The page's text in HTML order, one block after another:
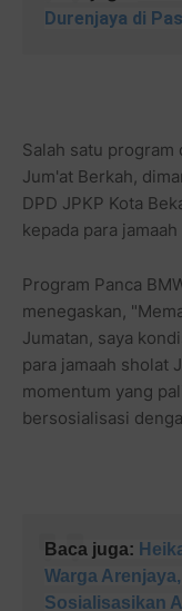
Durenjaya di
Salah satu program
Jum'at Berkah,
DPD JPKP Kota
kepada para
Program Panca
menegaskan,
Jumatan, saya
para jamaah sholat
momentum yang
bersosialisasi
Baca juga:
Warga
Sosialisasikan